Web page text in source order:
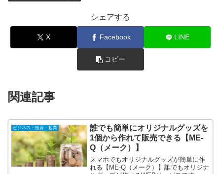
シェアする
X Facebook LINE
コピー
関連記事
ビジネス・投資・起業
誰でも簡単にオリジナルグッズを
1個から作れて販売できる【ME-
Q（メーク）】
スマホでもオリジナルグッズが簡単に作
れる【ME-Q（メーク）】誰でもオリジナ